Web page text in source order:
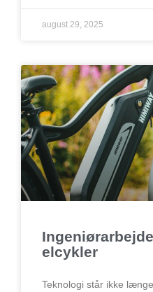
august 29, 2025
elcykler
Teknologi står ikke